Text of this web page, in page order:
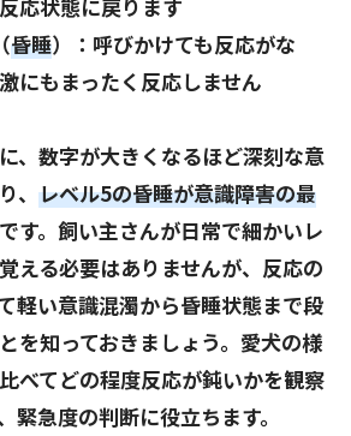
応状態に戻ります
昏睡）：呼びかけても反応がな
にもまったく反応しません
、数字が大きくなるほど深刻な意
、 レベル5の昏睡が意識障害の最
です。飼い主さんが日常で細かいレ
える必要はありませんが、反応の
軽い意識混濁から昏睡状態まで段
を知っておきましょう。愛犬の様
べてどの程度反応が鈍いかを観察
緊急度の判断に役立ちます。